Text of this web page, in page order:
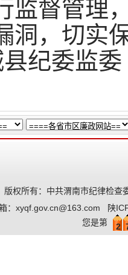
监督管理
洞，切实
县纪委监
版权所有：中共渭南市纪律检查
： xyqf.gov.cn@163.com
陕
您是第